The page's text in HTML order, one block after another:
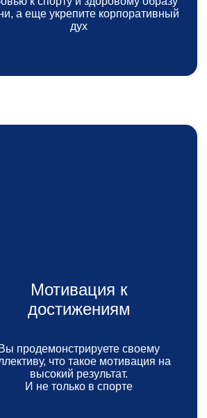
Мотивация к
достижениям
Вы продемонстрируете своему
что такое мотивация на
высокий результат.
И не только в спорте
а еще укрепите корпоративный
дух